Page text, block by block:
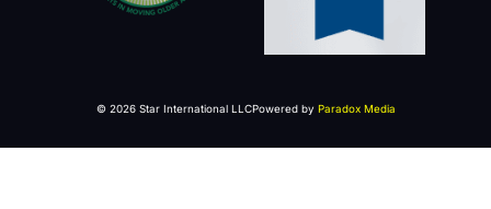
© 2026 Star International LLCPowered by Paradox Media